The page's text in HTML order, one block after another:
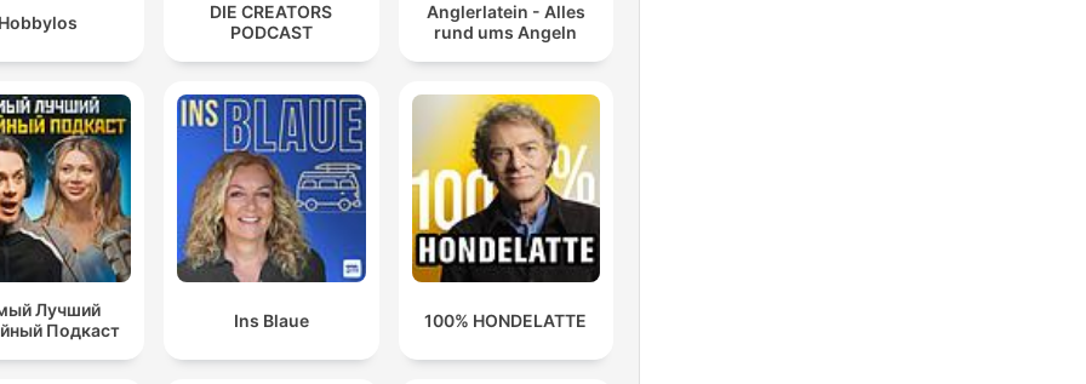
DIE CREATORS
PODCAST
Anglerlatein - Alles
rund ums Angeln
Лучший
Подкаст
Ins Blaue 100% HONDELATTE